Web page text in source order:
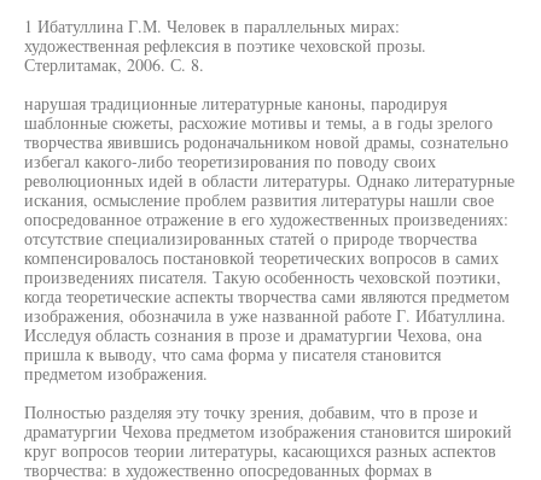
1 Ибатуллина Г.М. Человек в параллельных мирах:
художественная рефлексия в поэтике чеховской прозы.
Стерлитамак, 2006. С. 8.
нарушая традиционные литературные каноны, пародируя
шаблонные сюжеты, расхожие мотивы и темы, а в годы зрелого
творчества явившись родоначальником новой драмы, сознательно
избегал какого-либо теоретизирования по поводу своих
революционных идей в области литературы. Однако литературные
искания, осмысление проблем развития литературы нашли свое
опосредованное отражение в его художественных произведениях:
отсутствие специализированных статей о природе творчества
компенсировалось постановкой теоретических вопросов в самих
произведениях писателя. Такую особенность чеховской поэтики,
когда теоретические аспекты творчества сами являются предметом
изображения, обозначила в уже названной работе Г. Ибатуллина.
Исследуя область сознания в прозе и драматургии Чехова, она
пришла к выводу, что сама форма у писателя становится
предметом изображения.
Полностью разделяя эту точку зрения, добавим, что в прозе и
драматургии Чехова предметом изображения становится широкий
круг вопросов теории литературы, касающихся разных аспектов
творчества: в художественно опосредованных формах в